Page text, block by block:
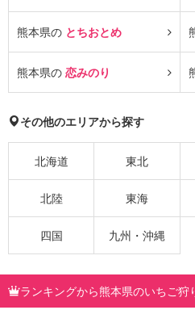
熊本県の とちおとめ
熊本県の 恋みのり
その他のエリアから探す
北海道 東北
北陸 東海
四国 九州・沖縄
ランキングから熊本県のいちご狩